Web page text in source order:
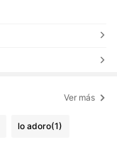
Ver más
lo adoro(1)